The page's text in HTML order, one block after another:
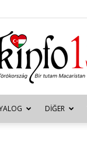
Türkinfo
DIĞER